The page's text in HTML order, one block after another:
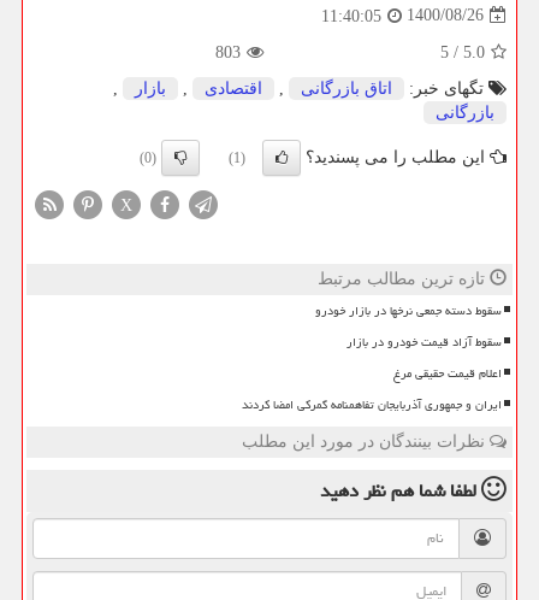
1400/08/26
11:40:05
5.0
/
5
803
تگهای خبر:
اتاق بازرگانی اقتصادی بازار
بازرگانی
این مطلب را می پسندید؟ (1)
(0)
X
تازه ترین مطالب مرتبط
سقوط دسته جمعی نرخها در بازار خودرو
سقوط آزاد قیمت خودرو در بازار
اعلام قیمت حقیقی مرغ
ایران و جمهوری آذربایجان تفاهمنامه گمرکی امضا کردند
نظرات بینندگان در مورد این مطلب
لطفا شما همنظر دهید